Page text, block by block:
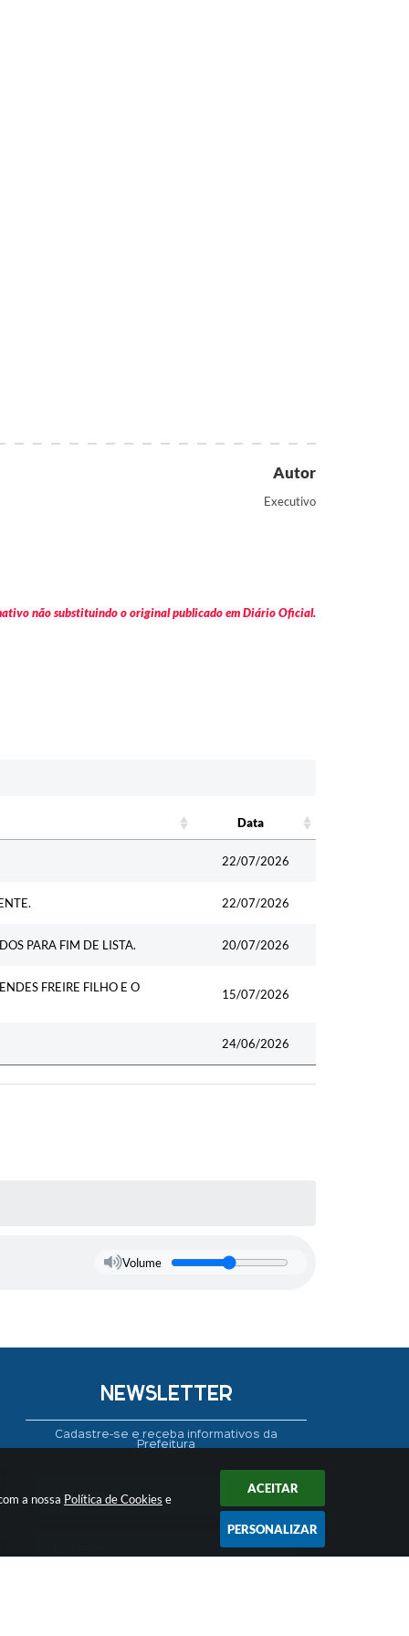
a nossa Política de Cookies e
ACEITAR
PERSONALIZAR
Autor
Executivo
não substituindo o original publicado em Diário Oficial.
Data
22/07/2026
22/07/2026
PARA FIM DE LISTA. 20/07/2026
FREIRE FILHO E O 15/07/2026
24/06/2026
Volume
NEWSLETTER
Cadastre-se e receba informativos da
Prefeitura